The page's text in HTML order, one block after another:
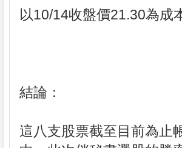
以10/14收盤價21.30為成
結論：
這八支股票截至目前為止